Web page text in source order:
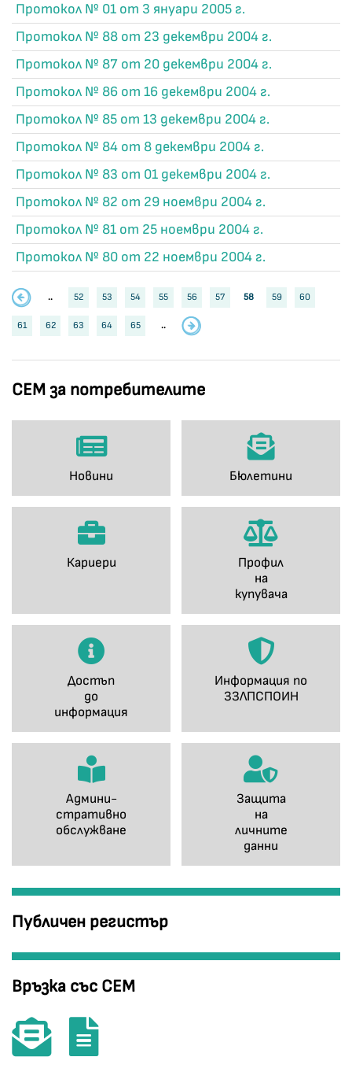
СЕМ за потребителите
Новини Бюлетини
Кариери
Профил
на
купувача
Достъп
до
информация
Информация по
ЗЗЛПСПОИН
Админи-
стративно
обслужване
Защита
на
личните
данни
Публичен регистър
Връзка със СЕМ
Протокол № 01 от 3 януари 2005 г.
Протокол № 88 от 23 декември 2004 г.
Протокол № 87 от 20 декември 2004 г.
Протокол № 86 от 16 декември 2004 г.
Протокол № 85 от 13 декември 2004 г.
Протокол № 84 от 8 декември 2004 г.
Протокол № 83 от 01 декември 2004 г.
Протокол № 82 от 29 ноември 2004 г.
Протокол № 81 от 25 ноември 2004 г.
Протокол № 80 от 22 ноември 2004 г.
.. 52 53 54 55 56 57 58 59 60
61 62 63 64 65 ..